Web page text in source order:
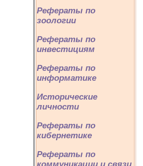
Рефераты по
зоологии
Рефераты по
инвестициям
Рефераты по
информатике
Исторические
личности
Рефераты по
кибернетике
Рефераты по